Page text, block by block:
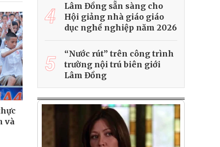
và
4
Lâm Đồng sẵn sàng cho
Hội giảng nhà giáo giáo
dục nghề nghiệp năm 2026
5
“Nước rút” trên công trình
trường nội trú biên giới
Lâm Đồng